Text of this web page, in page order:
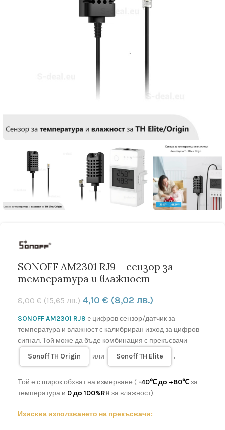
SONOFF AM2301 RJ9 – сензор за
температура и влажност
8,00€(15,65 лв.)4,10 € (8,02 лв.)
SONOFF AM2301 RJ9 e цифров сензор/датчик за
температура и влажност с калибриран изход за цифров
сигнал. Той може да бъде комбинация с прекъсвачи
Sonoff TH Origin
или Sonoff TH Elite .
Той е с широк обхват на измерване ( -40℃ до +80℃за
температура и 0 до 100%RH за влажност).
Изисква използването на прекъсвачи: